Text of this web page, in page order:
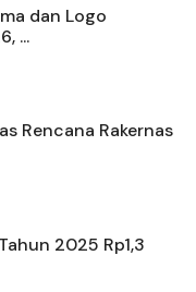
dan Logo
...
Rencana Rakernas
2025 Rp1,3